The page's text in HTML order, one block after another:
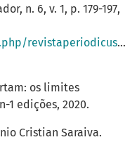
n. 6, v. 1, p. 179-197,
article/view/20561
os limites
1 edições, 2020.
Cristian Saraiva.